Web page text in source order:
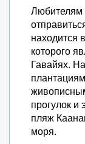
Любителям
находится
которого
Гавайях.
прогулок и
пляж
моря.